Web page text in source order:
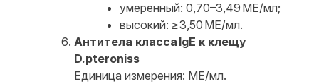
умеренный: 0,70–3,49 МЕ/мл;
высокий: ≥ 3,50 МЕ/мл.
Антитела класса IgE к клещу
D.pteroniss
Единица измерения: МЕ/мл.